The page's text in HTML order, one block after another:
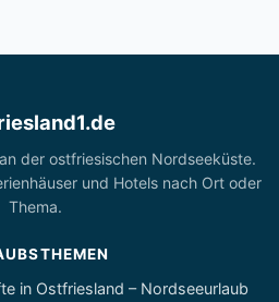
der ostfriesischen Nordseeküste.
und Hotels nach Ort oder
Thema.
in Ostfriesland – Nordseeurlaub